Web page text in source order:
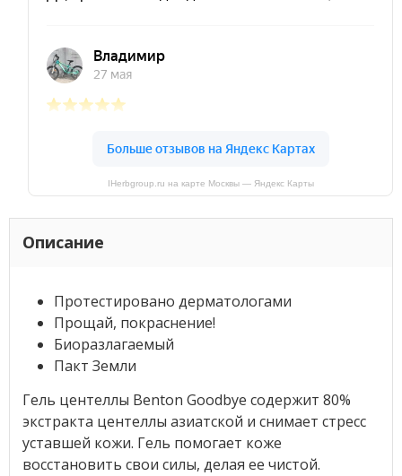
IHerbgroup.ru на карте Москвы — Яндекс Карты
Описание
Протестировано дерматологами
Прощай, покраснение!
Биоразлагаемый
Пакт Земли
Гель центеллы Benton Goodbye содержит 80%
экстракта центеллы азиатской и снимает стресс
уставшей кожи. Гель помогает коже
восстановить свои силы, делая ее чистой.